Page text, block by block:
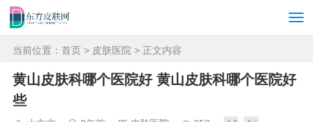
当前位置： 首页 > 皮肤医院 > 正文内容
黄山皮肤科哪个医院好 黄山皮肤科哪个医院好
些